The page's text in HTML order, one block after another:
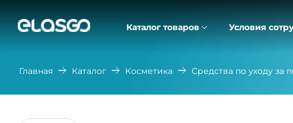
Каталог товаров Условия
Главная Каталог Косметика Средства по уходу за